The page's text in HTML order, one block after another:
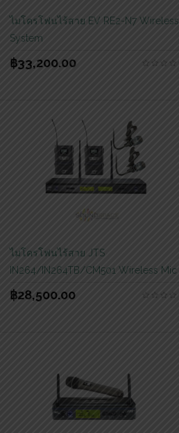
ไมโครโฟนไร้สาย EV RE2-N7 Wireless
System
฿33,200.00
ไมโครโฟนไร้สาย JTS
IN264/IN264TB/CM501 Wireless Mic
฿28,500.00